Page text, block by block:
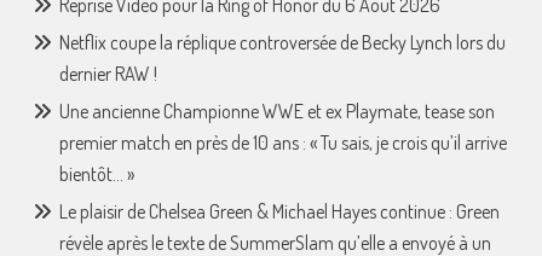
Reprise Vidéo pour la Ring of Honor du 6 Août 2026
Netflix coupe la réplique controversée de Becky Lynch lors du
dernier RAW !
Une ancienne Championne WWE et ex Playmate, tease son
premier match en près de 10 ans : « Tu sais, je crois qu’il arrive
bientôt… »
Le plaisir de Chelsea Green & Michael Hayes continue : Green
révèle après le texte de SummerSlam qu’elle a envoyé à un